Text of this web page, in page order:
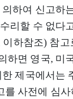
하여 신고하
리할 수 없다
하참조) 참고
하면 영국, 미
제국에서는
를 사전에 심사